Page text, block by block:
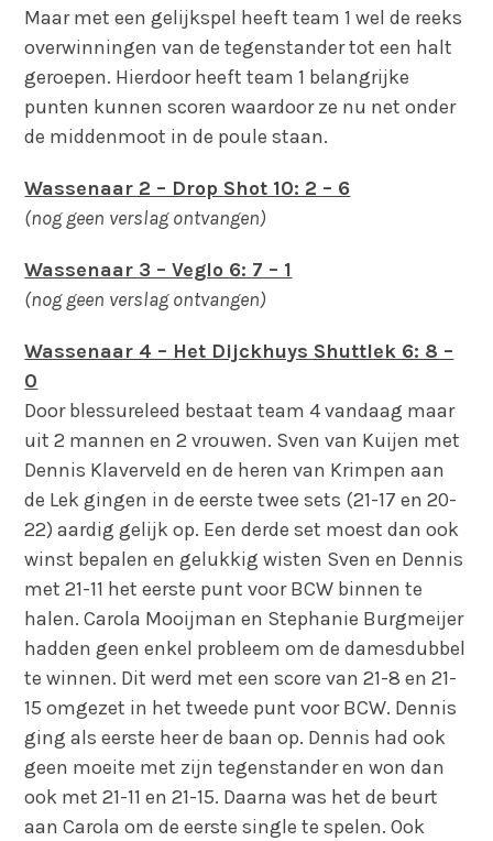
Maar met een gelijkspel heeft team 1 wel de reeks
overwinningen van de tegenstander tot een halt
geroepen. Hierdoor heeft team 1 belangrijke
punten kunnen scoren waardoor ze nu net onder
de middenmoot in de poule staan.
Wassenaar 2 – Drop Shot 10: 2 – 6
(nog geen verslag ontvangen)
Wassenaar 3 – Veglo 6: 7 – 1
(nog geen verslag ontvangen)
Wassenaar 4 – Het Dijckhuys Shuttlek 6: 8 –
0
Door blessureleed bestaat team 4 vandaag maar
uit 2 mannen en 2 vrouwen. Sven van Kuijen met
Dennis Klaverveld en de heren van Krimpen aan
de Lek gingen in de eerste twee sets (21-17 en 20-
22) aardig gelijk op. Een derde set moest dan ook
winst bepalen en gelukkig wisten Sven en Dennis
met 21-11 het eerste punt voor BCW binnen te
halen. Carola Mooijman en Stephanie Burgmeijer
hadden geen enkel probleem om de damesdubbel
te winnen. Dit werd met een score van 21-8 en 21-
15 omgezet in het tweede punt voor BCW. Dennis
ging als eerste heer de baan op. Dennis had ook
geen moeite met zijn tegenstander en won dan
ook met 21-11 en 21-15. Daarna was het de beurt
aan Carola om de eerste single te spelen. Ook